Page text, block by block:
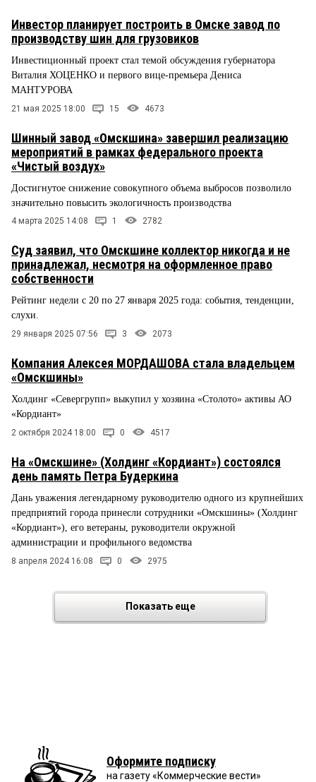
Инвестор планирует построить в Омске завод по
производству шин для грузовиков
Инвестиционный проект стал темой обсуждения губернатора
Виталия ХОЦЕНКО и первого вице-премьера Дениса
МАНТУРОВА
21 мая 2025 18:00 15 4673
Шинный завод «Омскшина» завершил реализацию
мероприятий в рамках федерального проекта
«Чистый воздух»
Достигнутое снижение совокупного объема выбросов позволило
значительно повысить экологичность производства
4 марта 2025 14:08 1 2782
Суд заявил, что Омскшине коллектор никогда и не
принадлежал, несмотря на оформленное право
собственности
Рейтинг недели с 20 по 27 января 2025 года: события, тенденции,
слухи.
29 января 2025 07:56 3 2073
Компания Алексея МОРДАШОВА стала владельцем
«Омскшины»
Холдинг «Севергрупп» выкупил у хозяина «Столото» активы АО
«Кордиант»
2 октября 2024 18:00 0 4517
На «Омскшине» (Холдинг «Кордиант») состоялся
день память Петра Будеркина
Дань уважения легендарному руководителю одного из крупнейших
предприятий города принесли сотрудники «Омскшины» (Холдинг
«Кордиант»), его ветераны, руководители окружной
администрации и профильного ведомства
8 апреля 2024 16:08 0 2975
Показать еще
Оформите подписку
на газету «Коммерческие вести»